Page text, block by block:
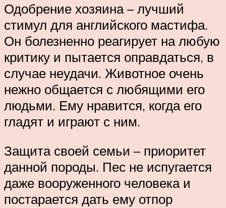
Одобрение хозяина – лучший
стимул для английского мастифа.
Он болезненно реагирует на любую
критику и пытается оправдаться, в
случае неудачи. Животное очень
нежно общается с любящими его
людьми. Ему нравится, когда его
гладят и играют с ним.
Защита своей семьи – приоритет
данной породы. Пес не испугается
даже вооруженного человека и
постарается дать ему отпор